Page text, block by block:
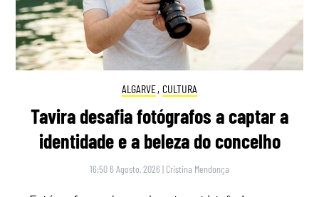
ALGARVE, CULTURA
Tavira desafia fotógrafos a captar a
identidade e a beleza do concelho
16:50 6 Agosto, 2026 | Cristina Mendonça